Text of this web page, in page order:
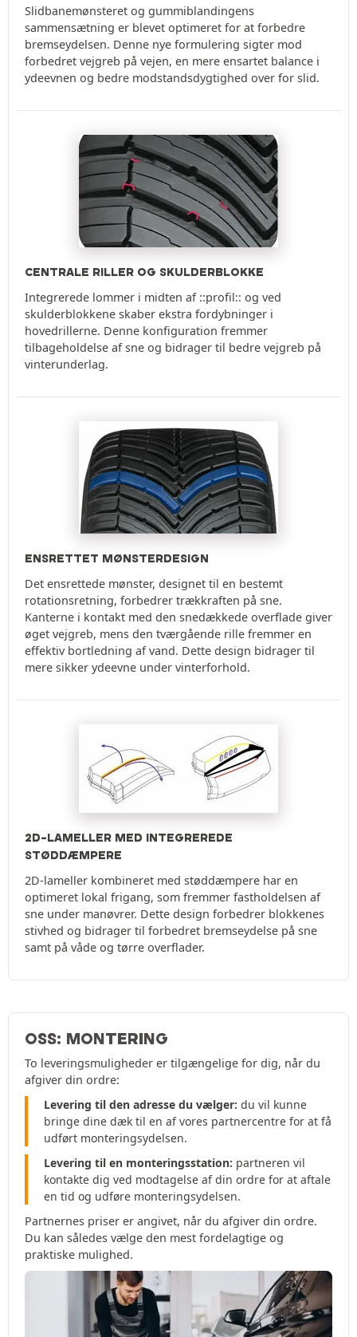
Slidbanemønsteret og gummiblandingens
sammensætning er blevet optimeret for at forbedre
bremseydelsen. Denne nye formulering sigter mod
forbedret vejgreb på vejen, en mere ensartet balance i
ydeevnen og bedre modstandsdygtighed over for slid.
CENTRALE RILLER OG SKULDERBLOKKE
Integrerede lommer i midten af ::profil:: og ved
skulderblokkene skaber ekstra fordybninger i
hovedrillerne. Denne konfiguration fremmer
tilbageholdelse af sne og bidrager til bedre vejgreb på
vinterunderlag.
ENSRETTET MØNSTERDESIGN
Det ensrettede mønster, designet til en bestemt
rotationsretning, forbedrer trækkraften på sne.
Kanterne i kontakt med den snedækkede overflade giver
øget vejgreb, mens den tværgående rille fremmer en
effektiv bortledning af vand. Dette design bidrager til
mere sikker ydeevne under vinterforhold.
2D-LAMELLER MED INTEGREREDE
STØDDÆMPERE
2D-lameller kombineret med støddæmpere har en
optimeret lokal frigang, som fremmer fastholdelsen af
sne under manøvrer. Dette design forbedrer blokkenes
stivhed og bidrager til forbedret bremseydelse på sne
samt på våde og tørre overflader.
OSS: MONTERING
To leveringsmuligheder er tilgængelige for dig, når du
afgiver din ordre:
Levering til den adresse du vælger: du vil kunne
bringe dine dæk til en af vores partnercentre for at få
udført monteringsydelsen.
Levering til en monteringsstation: partneren vil
kontakte dig ved modtagelse af din ordre for at aftale
en tid og udføre monteringsydelsen.
Partnernes priser er angivet, når du afgiver din ordre.
Du kan således vælge den mest fordelagtige og
praktiske mulighed.